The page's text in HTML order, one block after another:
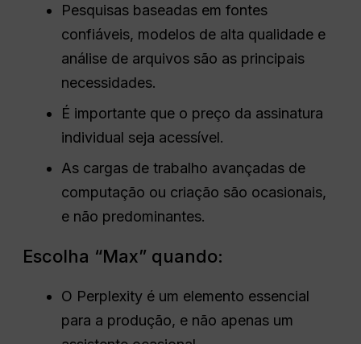
Pesquisas baseadas em fontes
confiáveis, modelos de alta qualidade e
análise de arquivos são as principais
necessidades.
É importante que o preço da assinatura
individual seja acessível.
As cargas de trabalho avançadas de
computação ou criação são ocasionais,
e não predominantes.
Escolha “Max” quando:
O Perplexity é um elemento essencial
para a produção, e não apenas um